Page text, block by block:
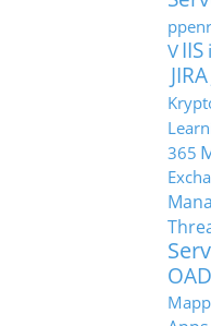
VIIS
JIRA
365
OAD